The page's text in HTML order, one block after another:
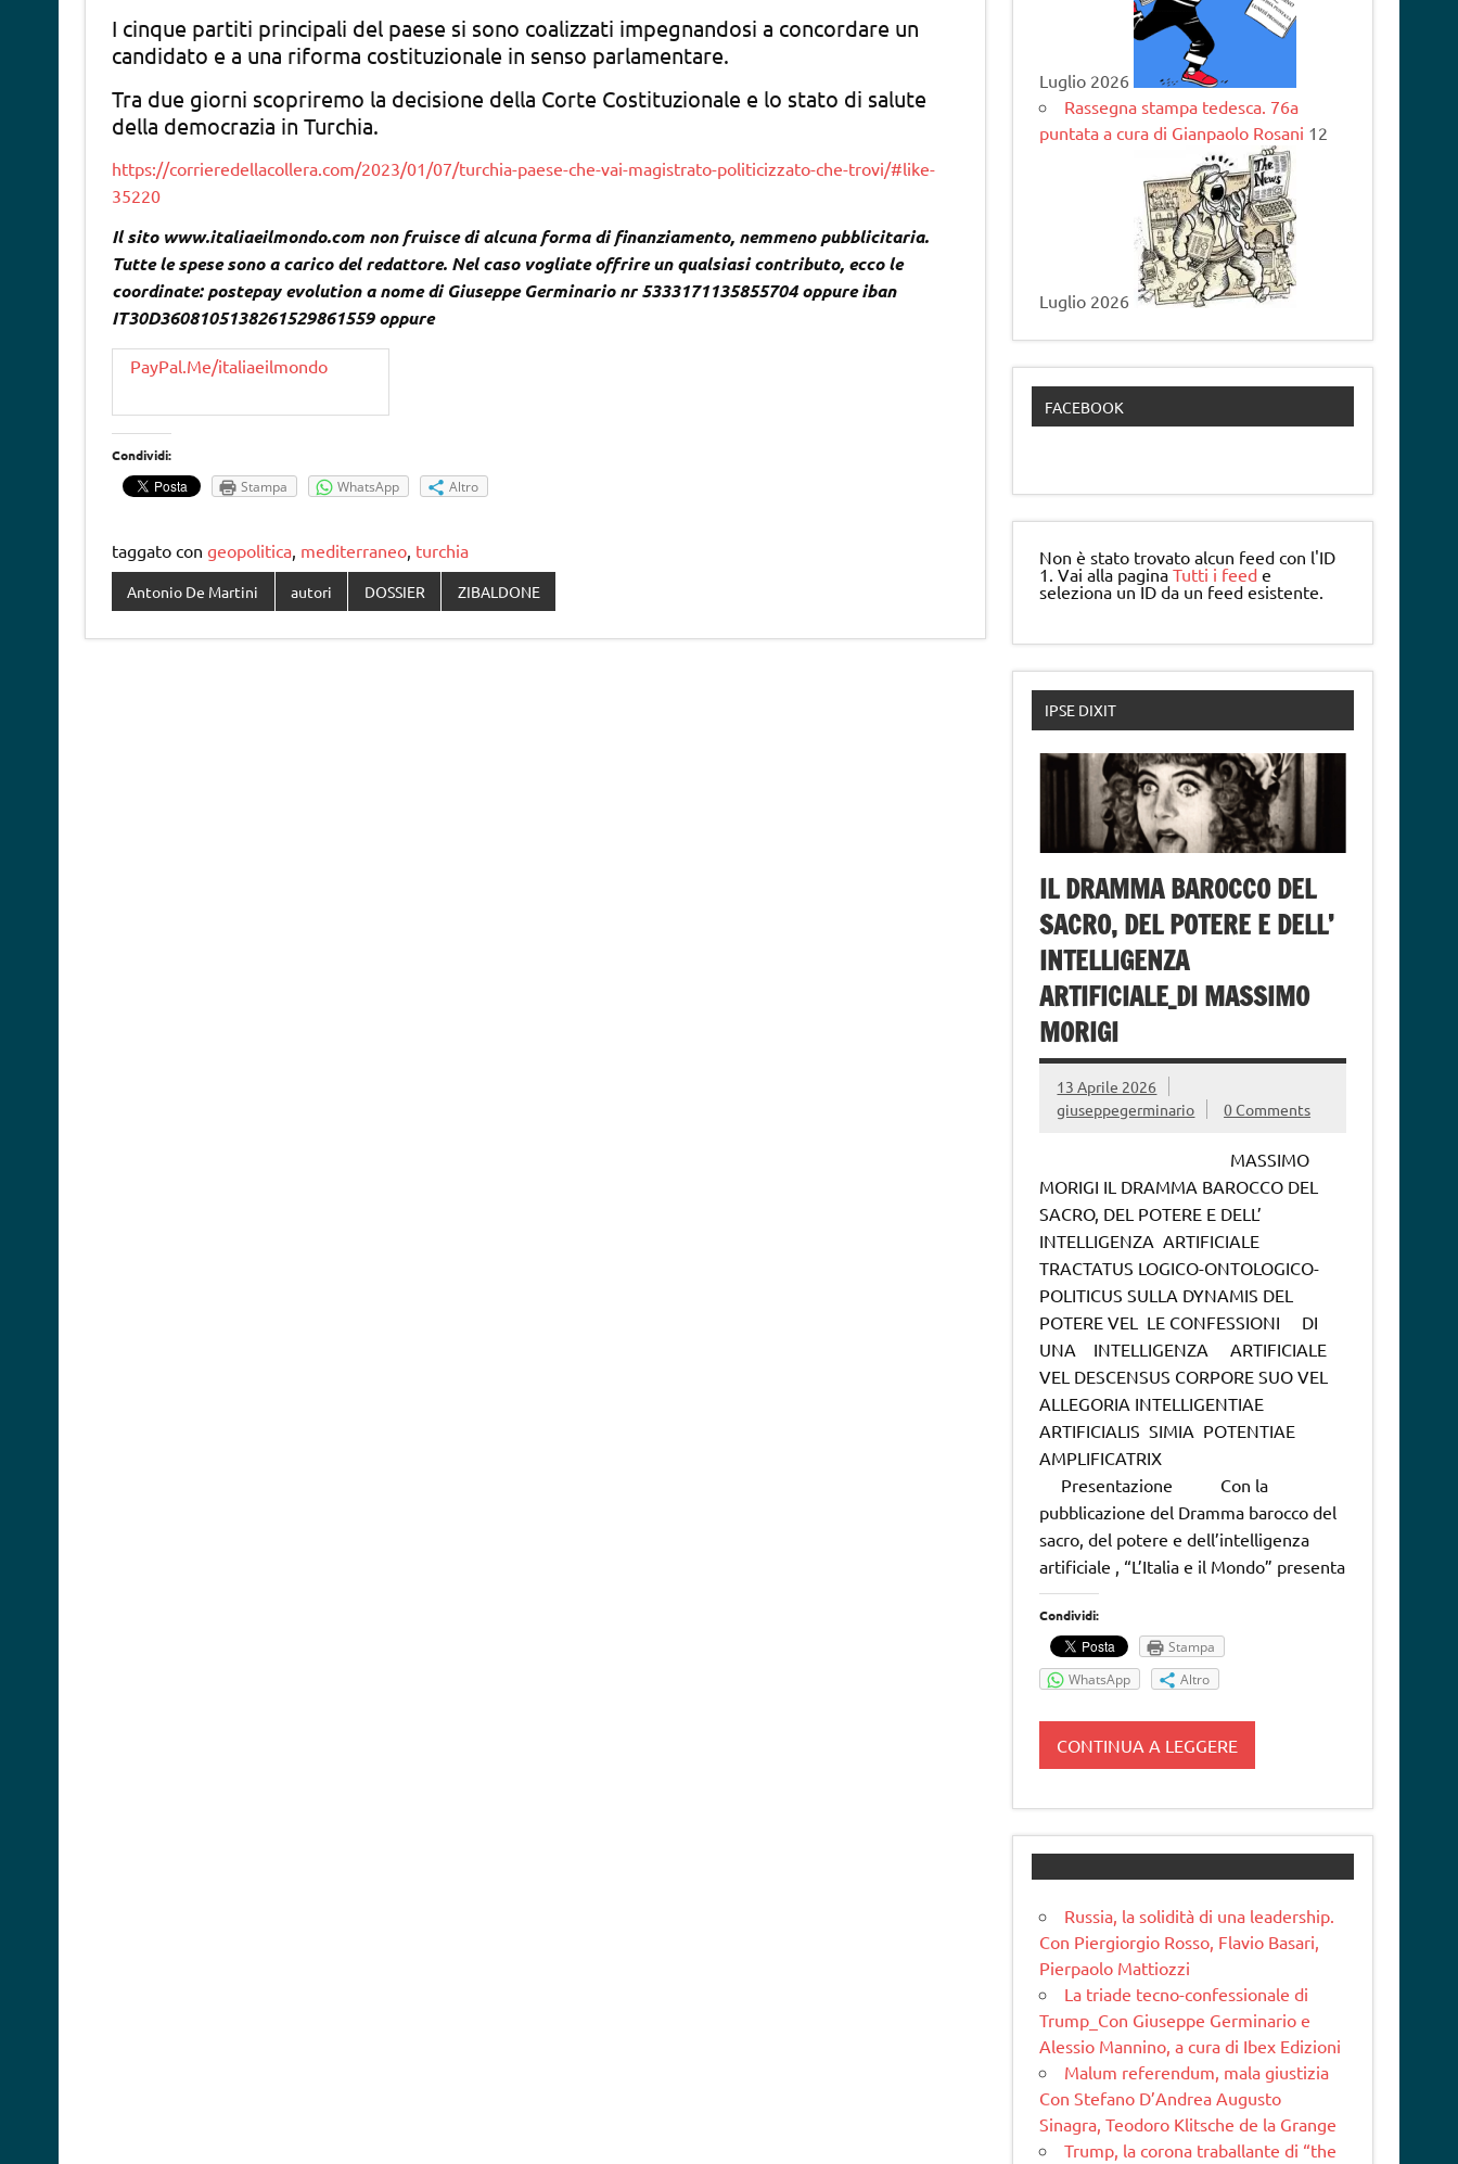
I cinque partiti principali del paese si sono coalizzati impegnandosi a concordare un
candidato e a una riforma costituzionale in senso parlamentare.
Tra due giorni scopriremo la decisione della Corte Costituzionale e lo stato di salute
della democrazia in Turchia.
https://corrieredellacollera.com/2023/01/07/turchia-paese-che-vai-magistrato-politicizzato-che-trovi/#like-
35220
Il sito www.italiaeilmondo.com non fruisce di alcuna forma di finanziamento, nemmeno pubblicitaria.
Tutte le spese sono a carico del redattore. Nel caso vogliate offrire un qualsiasi contributo, ecco le
coordinate: postepay evolution a nome di Giuseppe Germinario nr 5333171135855704 oppure iban
IT30D3608105138261529861559 oppure
PayPal.Me/italiaeilmondo
Condividi:
Stampa WhatsApp Altro
taggato con geopolitica, mediterraneo, turchia
Antonio De Martini autori DOSSIER ZIBALDONE
Luglio 2026
Rassegna stampa tedesca. 76a
puntata a cura di Gianpaolo Rosani 12
Luglio 2026
FACEBOOK
Non è stato trovato alcun feed con l'ID
1. Vai alla paginaTutti i feed e
seleziona un ID da un feed esistente.
IPSE DIXIT
IL DRAMMA BAROCCO DEL
SACRO, DEL POTERE E DELL’
INTELLIGENZA
ARTIFICIALE_DI MASSIMO
MORIGI
13 Aprile 2026
giuseppegerminario
0 Comments
MASSIMO
MORIGI IL DRAMMA BAROCCO DEL
SACRO, DEL POTERE E DELL’
INTELLIGENZA ARTIFICIALE
TRACTATUS LOGICO-ONTOLOGICO-
POLITICUS SULLA DYNAMIS DEL
POTERE VEL LE CONFESSIONI DI
UNA INTELLIGENZA ARTIFICIALE
VEL DESCENSUS CORPORE SUO VEL
ALLEGORIA INTELLIGENTIAE
ARTIFICIALIS SIMIA POTENTIAE
AMPLIFICATRIX
Presentazione Con la
pubblicazione del Dramma barocco del
sacro, del potere e dell’intelligenza
artificiale , “L’Italia e il Mondo” presenta
Condividi:
Stampa
WhatsApp
Altro
CONTINUA A LEGGERE
Russia, la solidità di una leadership.
Con Piergiorgio Rosso, Flavio Basari,
Pierpaolo Mattiozzi
La triade tecno-confessionale di
Trump_Con Giuseppe Germinario e
Alessio Mannino, a cura di Ibex Edizioni
Malum referendum, mala giustizia
Con Stefano D’Andrea Augusto
Sinagra, Teodoro Klitsche de la Grange
Trump, la corona traballante di “the